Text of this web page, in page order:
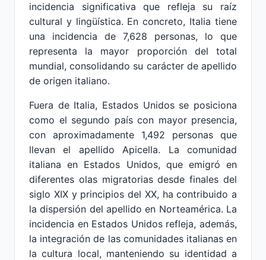
incidencia significativa que refleja su raíz
cultural y lingüística. En concreto, Italia tiene
una incidencia de 7,628 personas, lo que
representa la mayor proporción del total
mundial, consolidando su carácter de apellido
de origen italiano.
Fuera de Italia, Estados Unidos se posiciona
como el segundo país con mayor presencia,
con aproximadamente 1,492 personas que
llevan el apellido Apicella. La comunidad
italiana en Estados Unidos, que emigró en
diferentes olas migratorias desde finales del
siglo XIX y principios del XX, ha contribuido a
la dispersión del apellido en Norteamérica. La
incidencia en Estados Unidos refleja, además,
la integración de las comunidades italianas en
la cultura local, manteniendo su identidad a